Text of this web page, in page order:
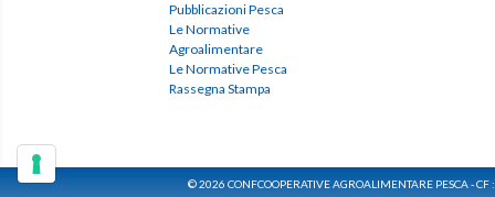
Pubblicazioni Pesca
Le Normative
Agroalimentare
Le Normative Pesca
Rassegna Stampa
© 2026 CONFCOOPERATIVE AGROALIMENTARE PESCA -